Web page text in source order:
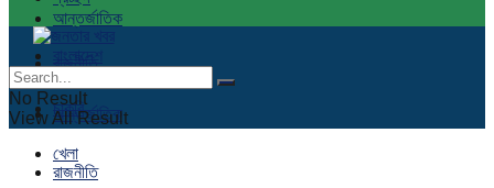
আন্তর্জাতিক
রাজনীতি
চাকরি
খেলা
বাংলাদেশ
আন্তর্জাতিক
রাজনীতি
No Result
View All Result